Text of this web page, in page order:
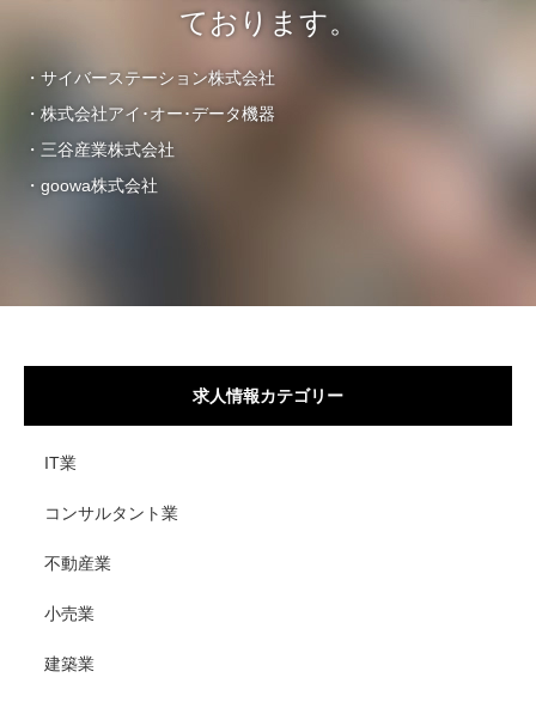
ております。
・サイバーステーション株式会社
・株式会社アイ･オー･データ機器
・三谷産業株式会社
・goowa株式会社
求人情報カテゴリー
IT業
コンサルタント業
不動産業
小売業
建築業